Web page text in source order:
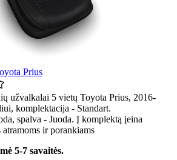
Prius
užvalkalai 5 vietų Toyota Prius, 2016-
komplektacija - Standart.
spalva - Juoda. Į komplektą įeina
ir porankiams
5-7 savaitės.